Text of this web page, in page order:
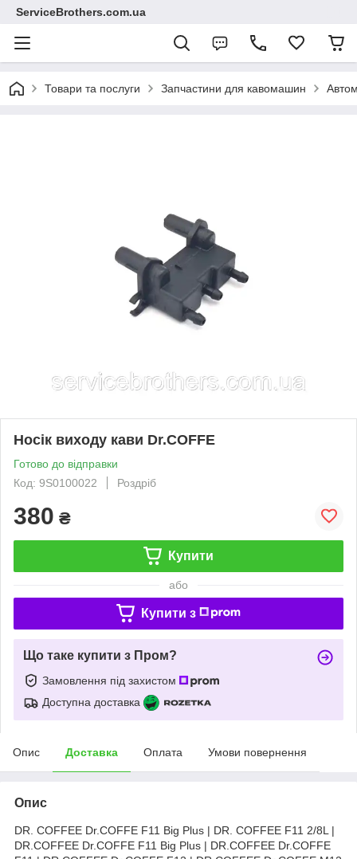
ServiceBrothers.com.ua
Товари та послуги Запчастини для кавомашин
Носік виходу кави Dr.COFFE
Готово до відправки
Код: 9S0100022
Роздріб
380 ₴
Купити
або
Купити з
Що таке купити з Пром?
Замовлення під захистом
Доступна доставка
Опис Доставка Оплата Умови повернення
Опис
DR. COFFEE Dr.COFFE F11 Big Plus | DR. COFFEE F11 2/8L |
DR.COFFEE Dr.COFFE F11 Big Plus | DR.COFFEE Dr.COFFE